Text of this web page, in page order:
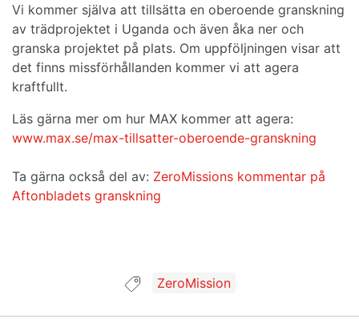
Vi kommer själva att tillsätta en oberoende granskning
av trädprojektet i Uganda och även åka ner och
granska projektet på plats. Om uppföljningen visar att
det finns missförhållanden kommer vi att agera
kraftfullt.
Läs gärna mer om hur MAX kommer att agera:
www.max.se/max-tillsatter-oberoende-granskning
Ta gärna också del av: ZeroMissions kommentar på
Aftonbladets granskning
Guide taggad med:
ZeroMission